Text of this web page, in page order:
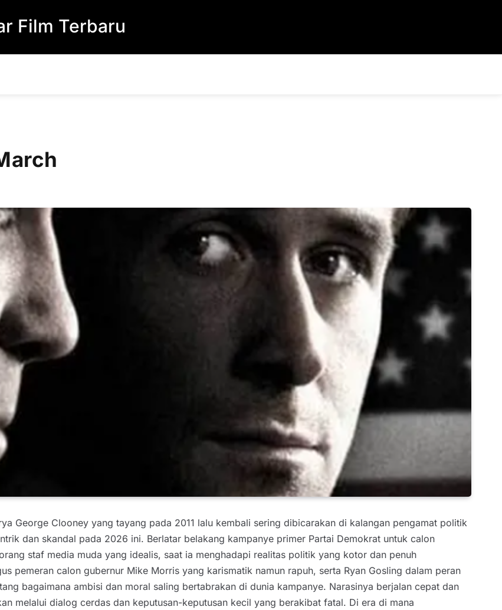
Film Terbaru
George Clooney yang tayang pada 2011 lalu kembali sering dibicarakan di kalangan pengamat politik
dan skandal pada 2026 ini. Berlatar belakang kampanye primer Partai Demokrat untuk calon
staf media muda yang idealis, saat ia menghadapi realitas politik yang kotor dan penuh
pemeran calon gubernur Mike Morris yang karismatik namun rapuh, serta Ryan Gosling dalam peran
bagaimana ambisi dan moral saling bertabrakan di dunia kampanye. Narasinya berjalan cepat dan
melalui dialog cerdas dan keputusan-keputusan kecil yang berakibat fatal. Di era di mana